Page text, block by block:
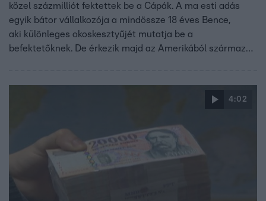
közel százmilliót fektettek be a Cápák. A ma esti adás
egyik bátor vállalkozója a mindössze 18 éves Bence,
aki különleges okoskesztyűjét mutatja be a
befektetőknek. De érkezik majd az Amerikából származó
4:02